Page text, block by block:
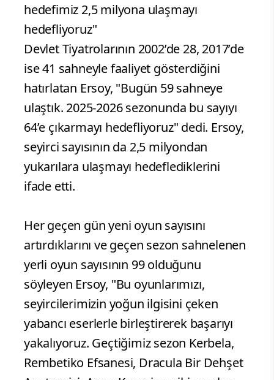
hedefimiz 2,5 milyona ulaşmayı
hedefliyoruz"
Devlet Tiyatrolarının 2002’de 28, 2017’de
ise 41 sahneyle faaliyet gösterdiğini
hatırlatan Ersoy, "Bugün 59 sahneye
ulaştık. 2025-2026 sezonunda bu sayıyı
64’e çıkarmayı hedefliyoruz" dedi. Ersoy,
seyirci sayısının da 2,5 milyondan
yukarılara ulaşmayı hedeflediklerini
ifade etti.
Her geçen gün yeni oyun sayısını
artırdıklarını ve geçen sezon sahnelenen
yerli oyun sayısının 99 olduğunu
söyleyen Ersoy, "Bu oyunlarımızı,
seyircilerimizin yoğun ilgisini çeken
yabancı eserlerle birleştirerek başarıyı
yakalıyoruz. Geçtiğimiz sezon Kerbela,
Rembetiko Efsanesi, Dracula Bir Dehşet